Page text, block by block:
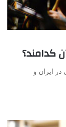
ایران و